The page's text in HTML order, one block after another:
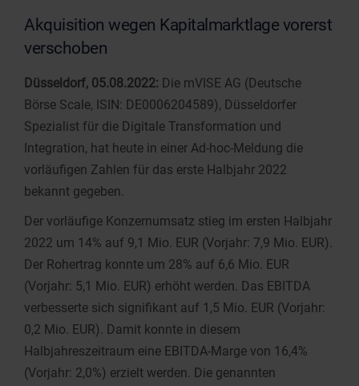
Akquisition wegen Kapitalmarktlage vorerst
verschoben
Düsseldorf, 05.08.2022: Die mVISE AG (Deutsche
Börse Scale, ISIN: DE0006204589), Düsseldorfer
Spezialist für die Digitale Transformation und
Integration, hat heute in einer Ad-hoc-Meldung die
vorläufigen Zahlen für das erste Halbjahr 2022
bekannt gegeben.
Der vorläufige Konzernumsatz stieg im ersten Halbjahr
2022 um 14% auf 9,1 Mio. EUR (Vorjahr: 7,9 Mio. EUR).
Der Rohertrag konnte um 28% auf 6,6 Mio. EUR
(Vorjahr: 5,1 Mio. EUR) erhöht werden. Das EBITDA
verbesserte sich signifikant auf 1,5 Mio. EUR (Vorjahr:
0,2 Mio. EUR). Damit konnte in diesem
Halbjahreszeitraum eine EBITDA-Marge von 16,4%
(Vorjahr: 2,0%) erzielt werden. Die genannten